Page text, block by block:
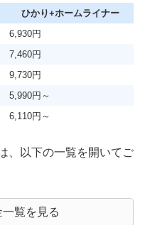
ひかり+ホームライナー
6,930円
7,460円
9,730円
5,990円～
6,110円～
、以下の一覧を開いてご
覧を見る